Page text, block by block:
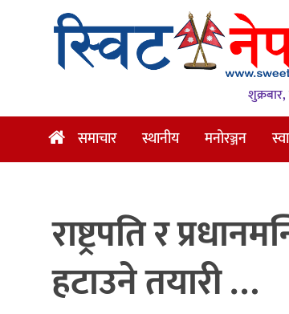
मनोरञ्जन
स्वास्थ्य
अन्तर्वार्ता
रोचक
समाचार स्थानीय मनोरञ्जन
राष्ट्रपति र
हटाउने तयारी …